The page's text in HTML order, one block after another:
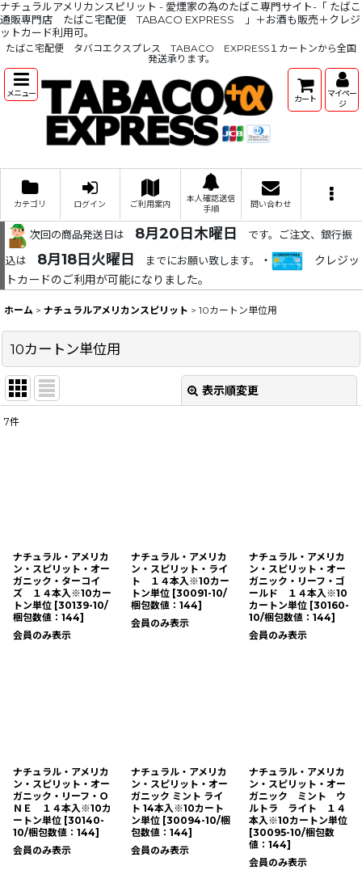
ナチュラルアメリカンスピリット - 愛煙家の為のたばこ専門サイト-「 たばこ
通販専門店 たばこ宅配便 TABACO EXPRESS 」＋お酒も販売＋クレジ
ットカード利用可。
たばこ宅配便 タバコエクスプレス TABACO EXPRESS１カートンから全国
発送承ります。
メニュー カート
マイペー
ジ
カテゴリ ログイン ご利用案内
本人確認送信
手順
問い合わせ
次回の商品発送日は 8月20日木曜日
です。ご注文、銀行振
込は
8月18日火曜日 までにお願い致します。 ・
クレジッ
トカードのご利用が可能になりました。
ホーム > ナチュラルアメリカンスピリット > 10カートン単位用
10カートン単位用
表示順変更
7件
ナチュラル・アメリカ
ン・スピリット・オー
ガニック・ターコイ
ズ １４本入※10カー
トン単位 [30139-10/
梱包数値：144]
会員のみ表示
ナチュラル・アメリカ
ン・スピリット・ライ
ト １４本入※10カー
トン単位 [30091-10/
梱包数値：144]
会員のみ表示
ナチュラル・アメリカ
ン・スピリット・オー
ガニック・リーフ・ゴ
ールド １４本入※10
カートン単位 [30160-
10/梱包数値：144]
会員のみ表示
ナチュラル・アメリカ
ン・スピリット・オー
ガニック・リーフ・Ｏ
ＮＥ １４本入※10カ
ートン単位 [30140-
10/梱包数値：144]
会員のみ表示
ナチュラル・アメリカ
ン・スピリット・オー
ガニック ミント ライ
ト 14本入※10カート
ン単位 [30094-10/梱
包数値：144]
会員のみ表示
ナチュラル・アメリカ
ン・スピリット・オー
ガニック ミント ウ
ルトラ ライト １４
本入※10カートン単位
[30095-10/梱包数
値：144]
会員のみ表示